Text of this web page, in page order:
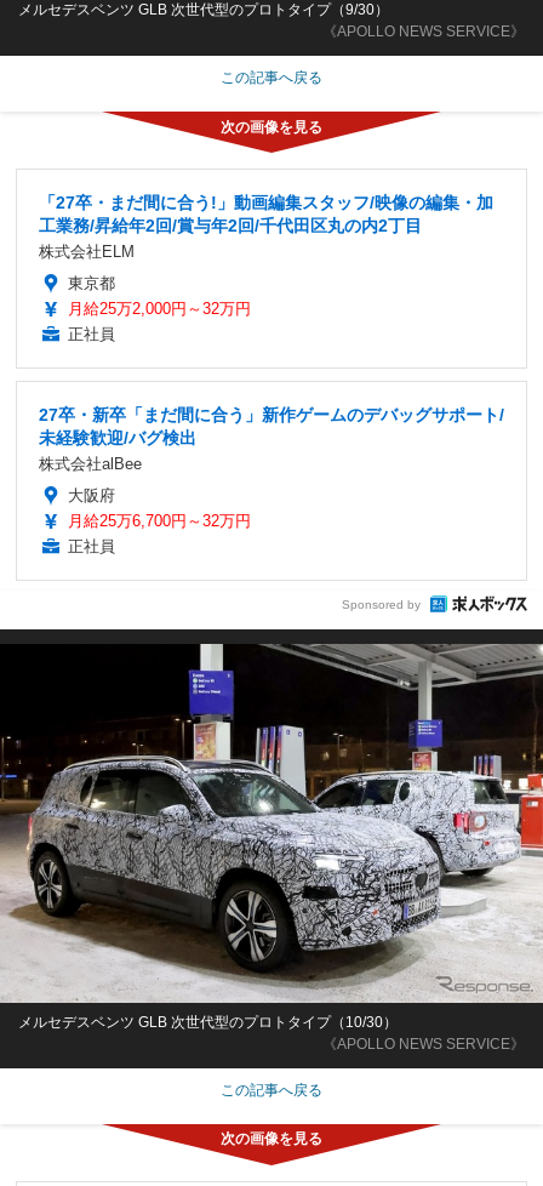
《APOLLO NEWS SERVICE》
メルセデスベンツ GLB 次世代型のプロトタイプ（9/30）
この記事へ戻る
「27卒・まだ間に合う!」動画編集スタッフ/映像の編集・加
工業務/昇給年2回/賞与年2回/千代田区丸の内2丁目
株式会社ELM
東京都
月給25万2,000円～32万円
正社員
27卒・新卒「まだ間に合う」新作ゲームのデバッグサポート/
未経験歓迎/バグ検出
株式会社alBee
大阪府
月給25万6,700円～32万円
正社員
Sponsored by
《APOLLO NEWS SERVICE》
メルセデスベンツ GLB 次世代型のプロトタイプ（10/30）
この記事へ戻る